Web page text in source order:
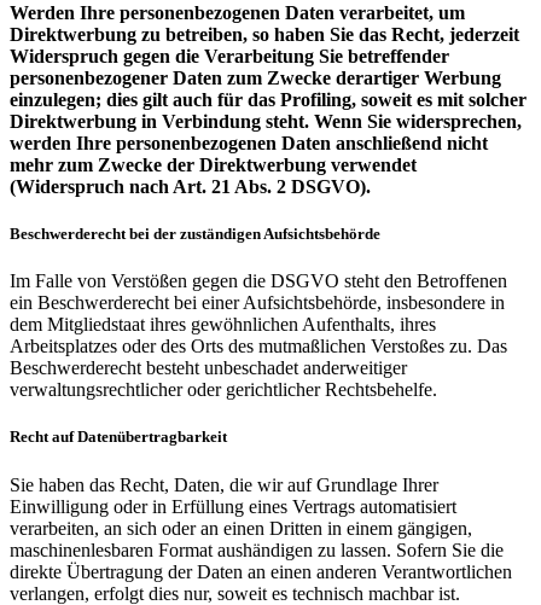
Werden Ihre personenbezogenen Daten verarbeitet, um
Direktwerbung zu betreiben, so haben Sie das Recht, jederzeit
Widerspruch gegen die Verarbeitung Sie betreffender
personenbezogener Daten zum Zwecke derartiger Werbung
einzulegen; dies gilt auch für das Profiling, soweit es mit solcher
Direktwerbung in Verbindung steht. Wenn Sie widersprechen,
werden Ihre personenbezogenen Daten anschließend nicht
mehr zum Zwecke der Direktwerbung verwendet
(Widerspruch nach Art. 21 Abs. 2 DSGVO).
Beschwerderecht bei der zuständigen Aufsichtsbehörde
Im Falle von Verstößen gegen die DSGVO steht den Betroffenen
ein Beschwerderecht bei einer Aufsichtsbehörde, insbesondere in
dem Mitgliedstaat ihres gewöhnlichen Aufenthalts, ihres
Arbeitsplatzes oder des Orts des mutmaßlichen Verstoßes zu. Das
Beschwerderecht besteht unbeschadet anderweitiger
verwaltungsrechtlicher oder gerichtlicher Rechtsbehelfe.
Recht auf Datenübertragbarkeit
Sie haben das Recht, Daten, die wir auf Grundlage Ihrer
Einwilligung oder in Erfüllung eines Vertrags automatisiert
verarbeiten, an sich oder an einen Dritten in einem gängigen,
maschinenlesbaren Format aushändigen zu lassen. Sofern Sie die
direkte Übertragung der Daten an einen anderen Verantwortlichen
verlangen, erfolgt dies nur, soweit es technisch machbar ist.